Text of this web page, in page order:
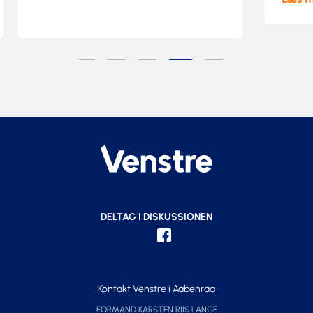
Kontakt Venstre i Aabenraa
FORMAND KARSTEN RIIS LANGE
DELTAG I DISKUSSIONEN